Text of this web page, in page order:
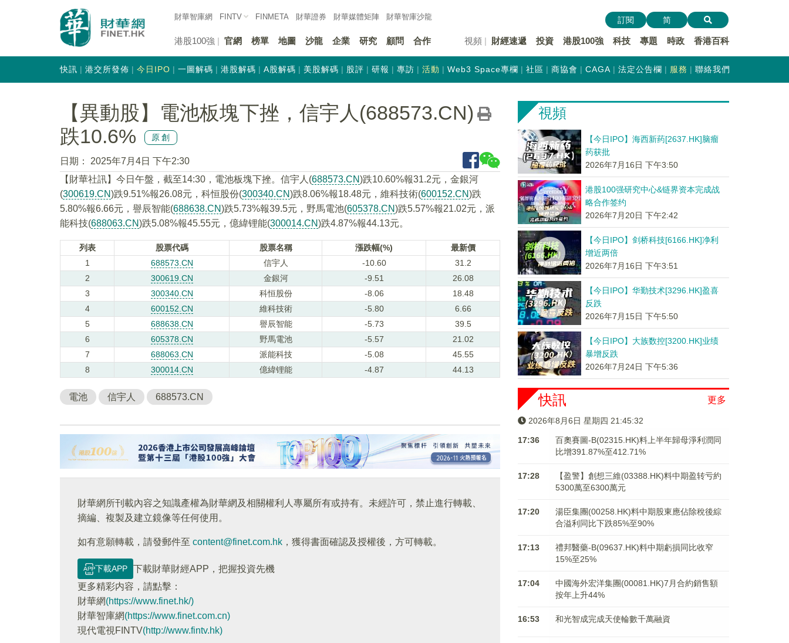
財華智庫網 FINTV FINMETA 財華證券 財華媒體矩陣 財華智庫沙龍
港股100強 官網 榜單 地圖 沙龍 企業 研究 顧問 合作 視頻 財經速遞 投資 港股100強 科技 專題 時政 香港百科
訂閱 简
快訊 港交所發佈 今日IPO 一圖解碼 港股解碼 A股解碼 美股解碼 股評 研報 專訪 活動 Web3 Space專欄 社區 商協會 CAGA 法定公告欄 服務 聯絡我們
【異動股】電池板塊下挫，信宇人(688573.CN)
跌10.6%
原創
日期：
2025年7月4日 下午2:30
【財華社訊】今日午盤，截至14:30，電池板塊下挫。信宇人(688573.CN)跌10.60%報31.2元，金銀河
(300619.CN)跌9.51%報26.08元，科恒股份(300340.CN)跌8.06%報18.48元，維科技術(600152.CN)跌
5.80%報6.66元，譽辰智能(688638.CN)跌5.73%報39.5元，野馬電池(605378.CN)跌5.57%報21.02元，派
能科技(688063.CN)跌5.08%報45.55元，億緯锂能(300014.CN)跌4.87%報44.13元。
列表 股票代碼 股票名稱 漲跌幅(%)
最新價
1
688573.CN 信宇人 -10.60
31.2
2
300619.CN 金銀河 -9.51
26.08
3
300340.CN 科恒股份 -8.06
18.48
4
600152.CN 維科技術 -5.80
6.66
5
688638.CN 譽辰智能 -5.73
39.5
6
605378.CN 野馬電池 -5.57
21.02
7
688063.CN 派能科技 -5.08
45.55
8
300014.CN 億緯锂能 -4.87 44.13
電池 信宇人 688573.CN
財華網所刊載內容之知識產權為財華網及相關權利人專屬所有或持有。未經許可，禁止進行轉載、
摘編、複製及建立鏡像等任何使用。
如有意願轉載，請發郵件至 content@finet.com.hk ，獲得書面確認及授權後，方可轉載。
下載APP
下載財華財經APP，把握投資先機
更多精彩内容，請點擊：
財華網(https://www.finet.hk/)
財華智庫網(https://www.finet.com.cn)
現代電視FINTV(http://www.fintv.hk)
視頻
【今日IPO】海西新药[2637.HK]脑瘤
药获批
2026年7月16日 下午3:50
港股100强研究中心&链界资本完成战
略合作签约
2026年7月20日 下午2:42
【今日IPO】剑桥科技[6166.HK]净利
增近两倍
2026年7月16日 下午3:51
【今日IPO】华勤技术[3296.HK]盈喜
反跌
2026年7月15日 下午5:50
【今日IPO】大族数控[3200.HK]业绩
暴增反跌
2026年7月24日 下午5:36
更多
快訊
2026年8月6日 星期四 21:45:33
17:36
百奧賽圖-B(02315.HK)料上半年歸母淨利潤同
比增391.87%至412.71%
17:28
【盈警】創想三維(03388.HK)料中期盈转亏約
5300萬至6300萬元
17:20
湯臣集團(00258.HK)料中期股東應佔除稅後綜
合溢利同比下跌85%至90%
17:13
禮邦醫藥-B(09637.HK)料中期虧損同比收窄
15%至25%
17:04
中國海外宏洋集團(00081.HK)7月合約銷售額
按年上升44%
16:53 和光智成完成天使輪數千萬融資